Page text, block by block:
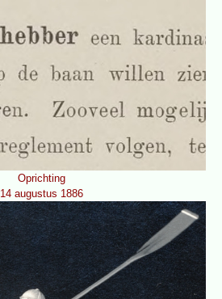
Oprichting
14 augustus 1886